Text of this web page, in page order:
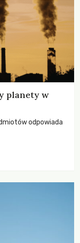
planety w
odpowiada